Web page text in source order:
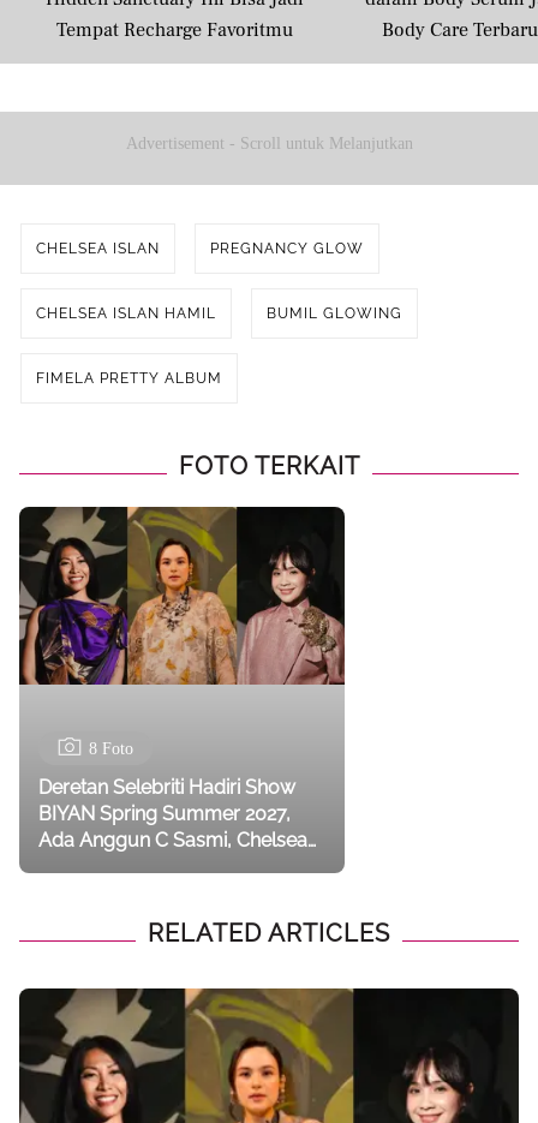
Tempat Recharge Favoritmu
Body Care
Masyarakat
Advertisement - Scroll untuk Melanjutkan
CHELSEA ISLAN PREGNANCY GLOW
CHELSEA ISLAN HAMIL BUMIL GLOWING
FIMELA PRETTY ALBUM
FOTO TERKAIT
8 Foto
Deretan Selebriti Hadiri Show
BIYAN Spring Summer 2027,
Ada Anggun C Sasmi, Chelsea
RELATED ARTICLES